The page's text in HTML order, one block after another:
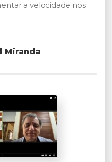
a velocidade nos
Miranda